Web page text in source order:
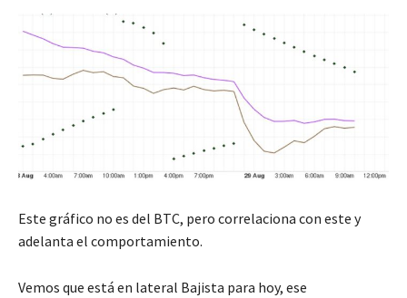
Este gráfico no es del BTC, pero correlaciona con este y
adelanta el comportamiento.
Vemos que está en lateral Bajista para hoy, ese